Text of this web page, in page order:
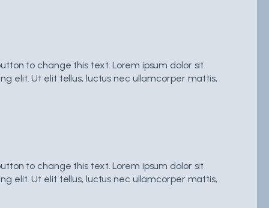
to change this text. Lorem ipsum dolor sit
elit. Ut elit tellus, luctus nec ullamcorper mattis,
to change this text. Lorem ipsum dolor sit
elit. Ut elit tellus, luctus nec ullamcorper mattis,